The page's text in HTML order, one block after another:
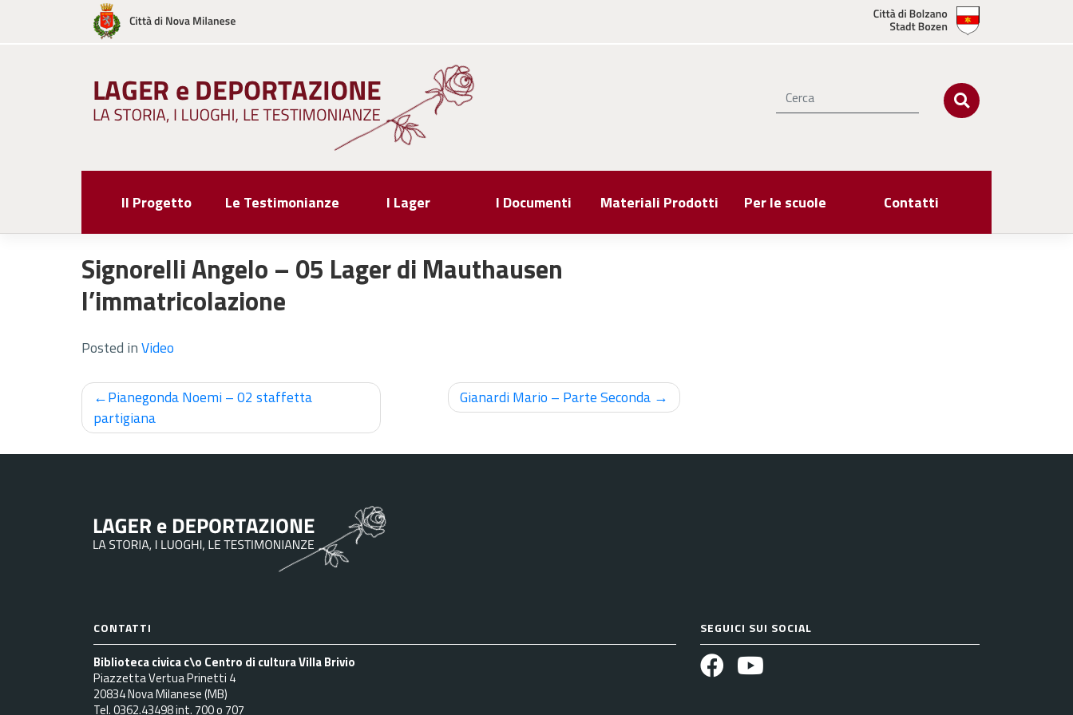
Il Progetto Le Testimonianze I Lager I Documenti Materiali Prodotti Per le scuole Contatti
Signorelli Angelo – 05 Lager di Mauthausen
l’immatricolazione
Posted inVideo
Navigazione
articoli
Pianegonda Noemi – 02 staffetta
partigiana
Gianardi Mario – Parte Seconda
CONTATTI
Biblioteca civica c\o Centro di cultura Villa Brivio
Piazzetta Vertua Prinetti 4
20834 Nova Milanese (MB)
Tel. 0362.43498 int. 700 o 707
SEGUICI SUI SOCIAL